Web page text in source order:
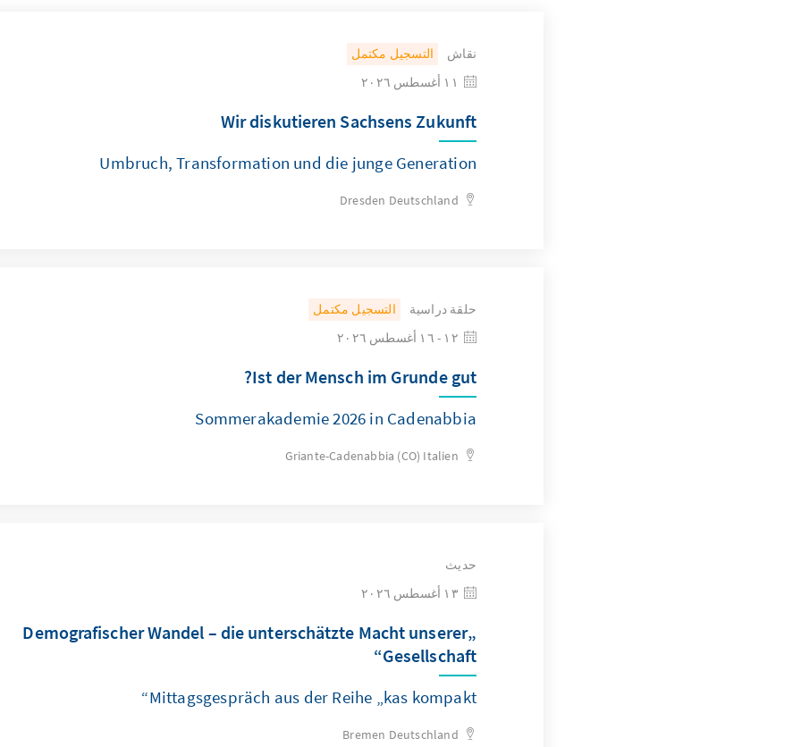
نقاش
التسجيل مكتمل
Wir diskutieren Sachsens Zukunft
Umbruch, Transformation und die junge Generation
Dresden Deutschland
حلقة دراسية
التسجيل مكتمل
Ist der Mensch im Grunde gut?
Sommerakademie 2026 in Cadenabbia
Griante-Cadenabbia (CO) Italien
حديث
„Demografischer Wandel – die unterschätzte Macht unserer
Gesellschaft“
Mittagsgespräch aus der Reihe „kas kompakt“
Bremen Deutschland